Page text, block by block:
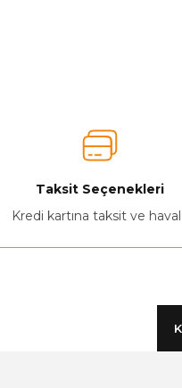
Taksit Seçenekleri
Kredi kartına taksit ve